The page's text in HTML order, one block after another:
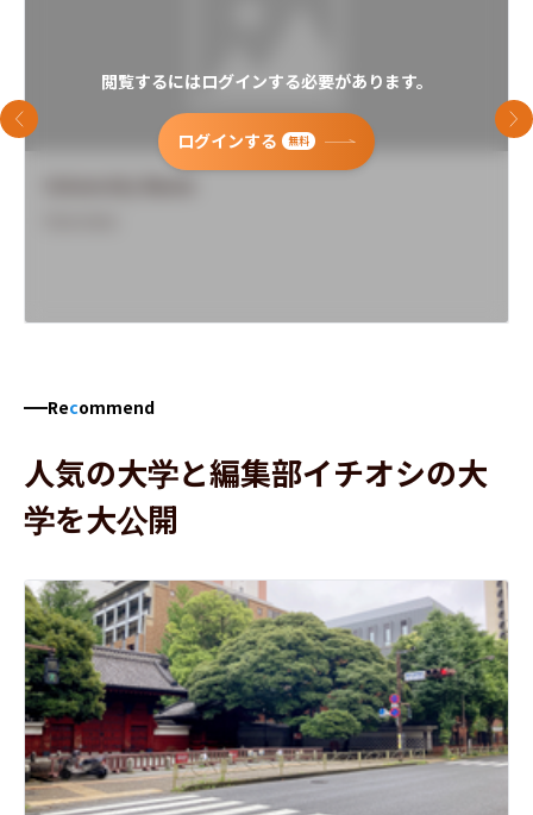
閲覧するにはログインする必要があります。
ログインする 無料
前のスライド 次
Recommend
人気の大学と編集部イチオシの大
学を大公開